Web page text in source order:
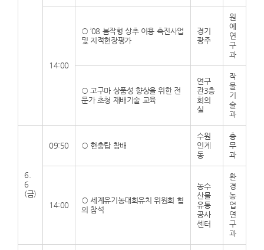
14:00
○’08 봄작형 상추 이용 촉진사업
및 지적현장평가
경기
광주
원
예
연
구
과
○고구마 상품성 향상을 위한 전
문가 초청 재배기술 교육
연구
관3층
회의
실
작
물
기
술
과
6.
6
(금)
09:50 ○ 현충탑 참배
수원
인계
동
총
무
과
14:00
○세계유기농대회유치 위원회 협
의 참석
농수
산물
유통
공사
센터
환
경
농
업
연
구
과